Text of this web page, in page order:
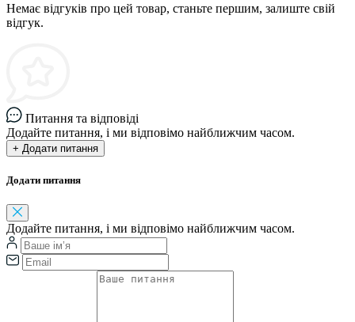
Немає відгуків про цей товар, станьте першим, залиште свій
відгук.
Питання та відповіді
Додайте питання, і ми відповімо найближчим часом.
+ Додати питання
Додати питання
Додайте питання, і ми відповімо найближчим часом.